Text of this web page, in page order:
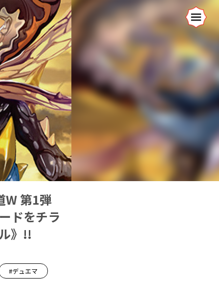
W 第1弾
ドをチラ
》!!
#デュエマ